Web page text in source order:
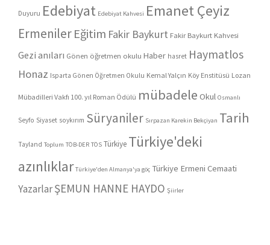
Duyuru Edebiyat Edebiyat Kahvesi Emanet Çeyiz
ErmenilerEğitim Fakir Baykurt Fakir Baykurt Kahvesi
Gezi anıları Gönen öğretmen okulu Haber hasret Haymatlos
Honaz Isparta Gönen Öğretmen Okulu Kemal Yalçın Köy Enstitüsü Lozan
Mübadilleri Vakfı 100. yıl Roman Ödülü mübadele Okul Osmanlı
Seyfo Siyaset soykırım Süryaniler Sırpazan Karekin Bekçiyan Tarih
Tayland Toplum TÖB-DER TÖS Türkiye Türkiye'deki
azınlıklar Türkiye'den Almanya'ya göç Türkiye Ermeni Cemaati
YazarlarŞEMUN HANNE HAYDO Şiirler